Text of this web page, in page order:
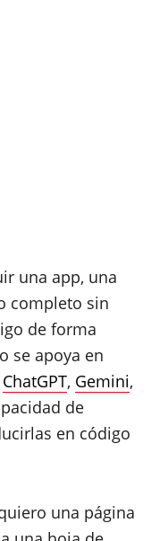
una app, una
completo sin
de forma
se apoya en
ChatGPT, Gemini,
de
en código
una página